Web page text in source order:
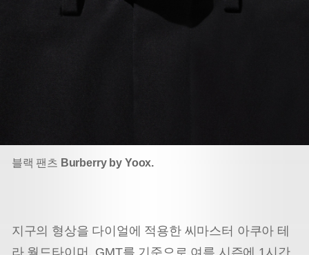
블랙 팬츠 Burberry by Yoox.
지구의 형상을 다이얼에 적용한 씨마스터 아쿠아 테
라 월드타이머. GMT를 기준으로 여름 시즌에 1시간